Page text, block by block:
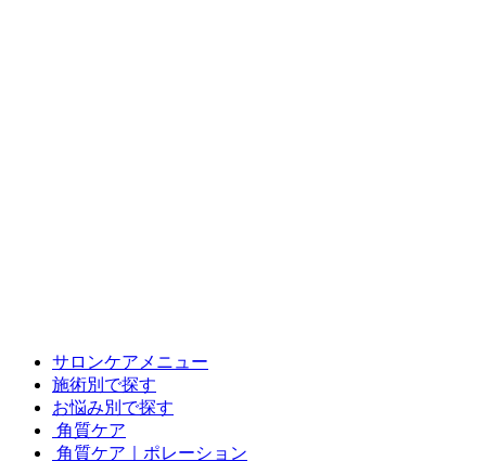
サロンケアメニュー
施術別で探す
お悩み別で探す
角質ケア
角質ケア｜ポレーション